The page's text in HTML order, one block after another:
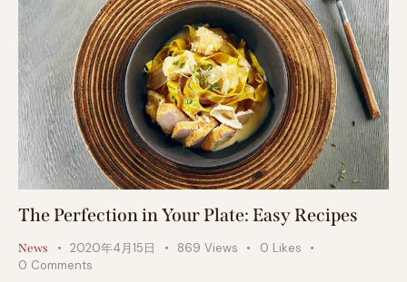
The Perfection in Your Plate: Easy Recipes
News 2020年4月15日 869 Views 0 Likes
0 Comments